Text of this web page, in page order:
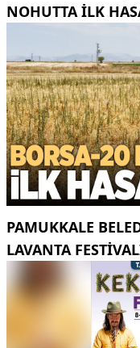
NOHUTTA ILK
PAMUKKALE
LAVANTA